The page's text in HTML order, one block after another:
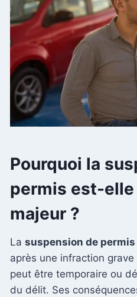
Pourquoi la
permis est-
majeur ?
La suspension de permis
après une infraction
peut être temporaire ou
du délit. Ses